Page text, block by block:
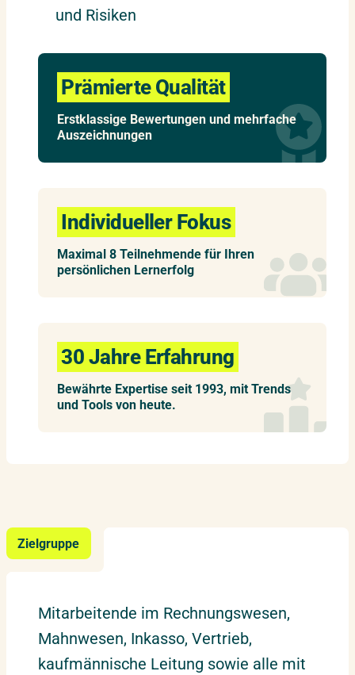
und Risiken
Prämierte Qualität
Erstklassige Bewertungen und mehrfache
Auszeichnungen
Individueller Fokus
Maximal 8 Teilnehmende für Ihren
persönlichen Lernerfolg
30 Jahre Erfahrung
Bewährte Expertise seit 1993, mit Trends
und Tools von heute.
Zielgruppe
Mitarbeitende im Rechnungswesen,
Mahnwesen, Inkasso, Vertrieb,
kaufmännische Leitung sowie alle mit